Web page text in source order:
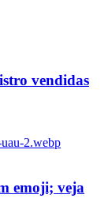
vendidas
emoji; veja